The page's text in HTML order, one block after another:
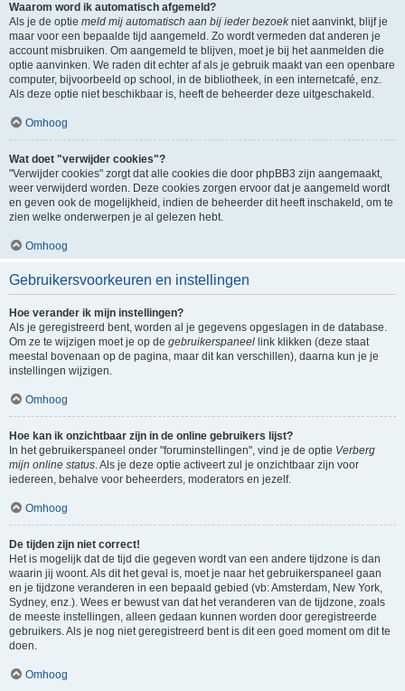
Waarom word ik automatisch afgemeld?
Als je de optie meld mij automatisch aan bij ieder bezoekniet aanvinkt, blijf je
maar voor een bepaalde tijd aangemeld. Zo wordt vermeden dat anderen je
account misbruiken. Om aangemeld te blijven, moet je bij het aanmelden die
optie aanvinken. We raden dit echter af als je gebruik maakt van een openbare
computer, bijvoorbeeld op school, in de bibliotheek, in een internetcafé, enz.
Als deze optie niet beschikbaar is, heeft de beheerder deze uitgeschakeld.
Omhoog
Wat doet "verwijder cookies"?
"Verwijder cookies" zorgt dat alle cookies die door phpBB3 zijn aangemaakt,
weer verwijderd worden. Deze cookies zorgen ervoor dat je aangemeld wordt
en geven ook de mogelijkheid, indien de beheerder dit heeft inschakeld, om te
zien welke onderwerpen je al gelezen hebt.
Omhoog
Gebruikersvoorkeuren en instellingen
Hoe verander ik mijn instellingen?
Als je geregistreerd bent, worden al je gegevens opgeslagen in de database.
Om ze te wijzigen moet je op de gebruikerspaneel link klikken (deze staat
meestal bovenaan op de pagina, maar dit kan verschillen), daarna kun je je
instellingen wijzigen.
Omhoog
Hoe kan ik onzichtbaar zijn in de online gebruikers lijst?
In het gebruikerspaneel onder "foruminstellingen", vind je de optie Verberg
mijn online status. Als je deze optie activeert zul je onzichtbaar zijn voor
iedereen, behalve voor beheerders, moderators en jezelf.
Omhoog
De tijden zijn niet correct!
Het is mogelijk dat de tijd die gegeven wordt van een andere tijdzone is dan
waarin jij woont. Als dit het geval is, moet je naar het gebruikerspaneel gaan
en je tijdzone veranderen in een bepaald gebied (vb: Amsterdam, New York,
Sydney, enz.). Wees er bewust van dat het veranderen van de tijdzone, zoals
de meeste instellingen, alleen gedaan kunnen worden door geregistreerde
gebruikers. Als je nog niet geregistreerd bent is dit een goed moment om dit te
doen.
Omhoog